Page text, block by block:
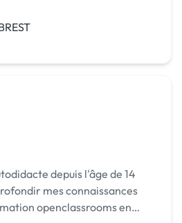
depuis l'âge de 14
mes connaissances
openclassrooms en